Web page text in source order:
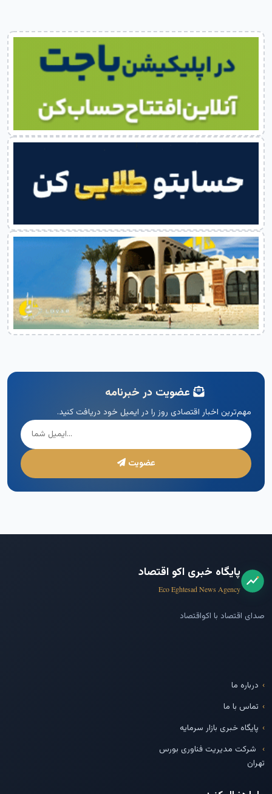
عضویت در خبرنامه
مهم‌ترین اخبار اقتصادی روز را در ایمیل خود دریافت کنید.
عضویت
پایگاه خبری اکو اقتصاد
Eco Eghtesad News Agency
صدای اقتصاد با اکواقتصاد
درباره ما
تماس با ما
پایگاه خبری بازار سرمایه
شرکت مدیریت فناوری بورس
تهران